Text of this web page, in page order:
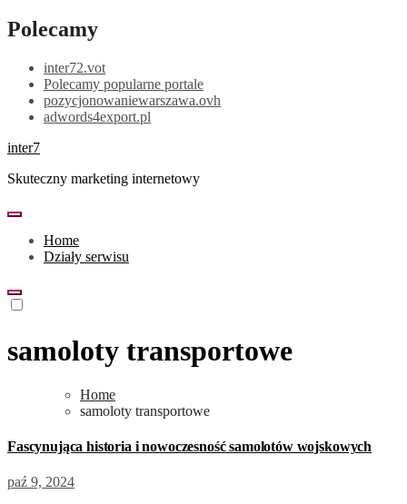
Polecamy
inter72.vot
Polecamy popularne portale
pozycjonowaniewarszawa.ovh
adwords4export.pl
inter7
Skuteczny marketing internetowy
Home
Działy serwisu
samoloty transportowe
Home
samoloty transportowe
Fascynująca historia i nowoczesność samolotów wojskowych
paź 9, 2024